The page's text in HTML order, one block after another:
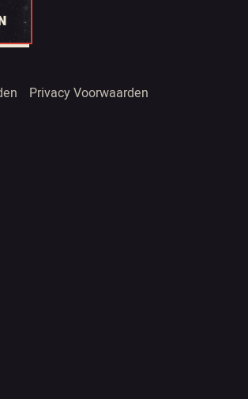
Privacy Voorwaarden